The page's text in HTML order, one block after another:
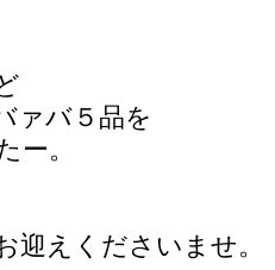
ァバ５品を
ー。
迎えくださいませ。